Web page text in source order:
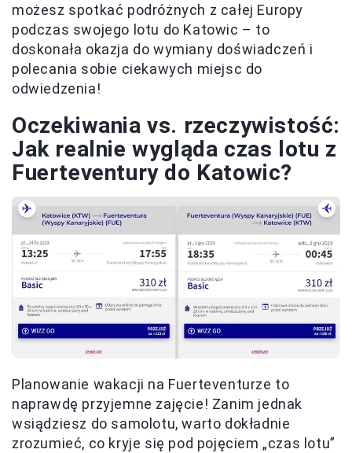
możesz spotkać podróżnych z całej Europy
podczas swojego lotu do Katowic – to
doskonała okazja do wymiany doświadczeń i
polecania sobie ciekawych miejsc do
odwiedzenia!
Oczekiwania vs. rzeczywistość:
Jak realnie wygląda czas lotu z
Fuerteventury do Katowic?
Planowanie wakacji na Fuerteventurze to
naprawdę przyjemne zajęcie! Zanim jednak
wsiądziesz do samolotu, warto dokładnie
zrozumieć, co kryje się pod pojęciem „czas lotu”